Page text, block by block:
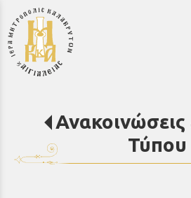
Ανακοινώσεις
Τύπου